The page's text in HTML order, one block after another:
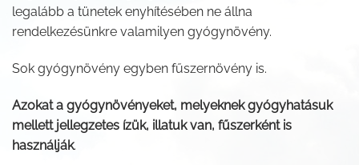
legalább a tünetek enyhítésében ne állna
rendelkezésünkre valamilyen gyógynövény.
Sok gyógynövény egyben fűszernövény is.
Azokat a gyógynövényeket, melyeknek gyógyhatásuk
mellett jellegzetes ízük, illatuk van, fűszerként is
használják.